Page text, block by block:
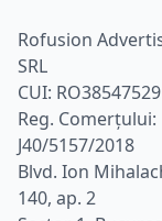
Rofusion
SRL
CUI: RO38547529
Reg. Comerțului:
J40/5157/2018
Blvd. Ion
140, ap. 2